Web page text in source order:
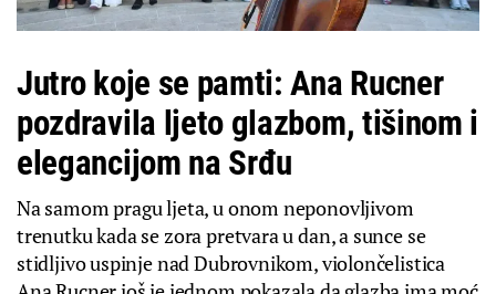
Jutro koje se pamti: Ana Rucner
pozdravila ljeto glazbom, tišinom i
elegancijom na Srđu
Na samom pragu ljeta, u onom neponovljivom
trenutku kada se zora pretvara u dan, a sunce se
stidljivo uspinje nad Dubrovnikom, violončelistica